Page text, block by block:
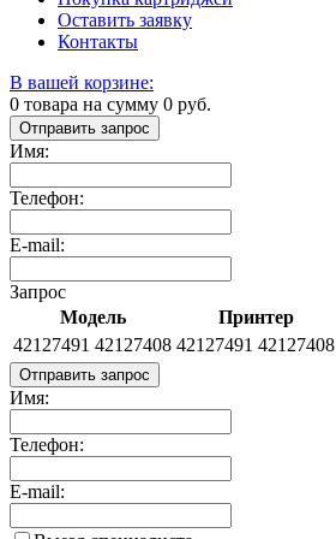
Оставить заявку
Контакты
В вашей корзине:
0 товара на сумму 0 руб.
Отправить запрос
Имя:
Телефон:
E-mail:
Запрос
Модель
Принтер
42127491 42127408 42127491 42127408
Отправить запрос
Имя:
Телефон:
E-mail: